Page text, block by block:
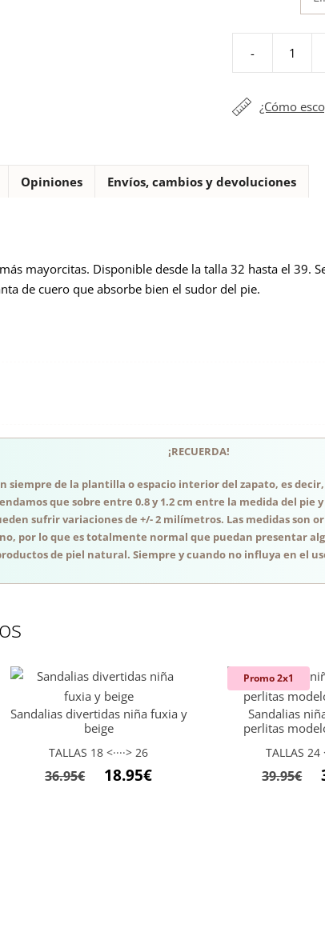
-
dorado
Gioseppo
¿Cómo
Opiniones Envíos, cambios y devoluciones
mayorcitas. Disponible desde la talla 32 hasta el 39.
de cuero que absorbe bien el sudor del pie.
¡RECUERDA!
siempre de la plantilla o espacio interior del zapato, es
que sobre entre 0.8 y 1.2 cm entre la medida del pie
sufrir variaciones de +/- 2 milímetros. Las medidas son
por lo que es totalmente normal que puedan presentar
de piel natural. Siempre y cuando no influya en el
Sandalias divertidas niña fuxia y
beige
TALLAS 18 <····> 26
36.95€ 18.95€
Promo 2x1
Sandalias
perlitas
TALLAS 24
39.95€
El